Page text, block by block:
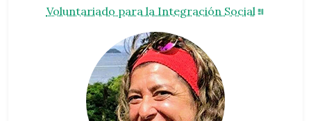
Voluntariado para la Integración Social